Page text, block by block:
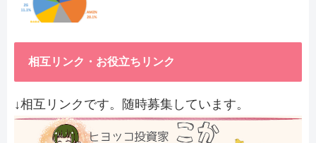
相互リンク・お役立ちリンク
↓相互リンクです。随時募集しています。